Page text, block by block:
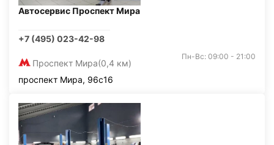
Автосервис Проспект Мира
+7 (495) 023-42-98
Проспект Мира(0,4 км)
Пн-Вс: 09:00 - 21:00
проспект Мира, 96с16